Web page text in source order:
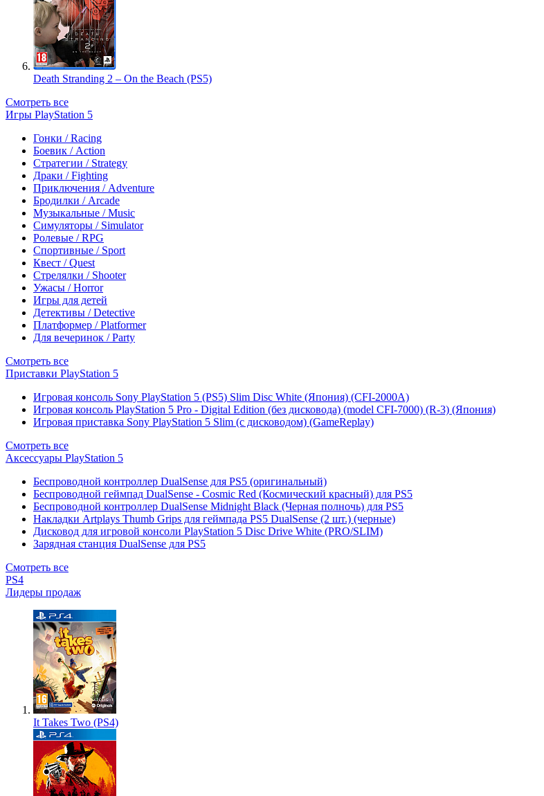
Death Stranding 2 – On the Beach (PS5)
Смотреть все
Игры PlayStation 5
Гонки / Racing
Боевик / Action
Стратегии / Strategy
Драки / Fighting
Приключения / Adventure
Бродилки / Arcade
Музыкальные / Music
Симуляторы / Simulator
Ролевые / RPG
Спортивные / Sport
Квест / Quest
Стрелялки / Shooter
Ужасы / Horror
Игры для детей
Детективы / Detective
Платформер / Platformer
Для вечеринок / Party
Смотреть все
Приставки PlayStation 5
Игровая консоль Sony PlayStation 5 (PS5) Slim Disc White (Япония) (CFI-2000A)
Игровая консоль PlayStation 5 Pro - Digital Edition (без дисковода) (model CFI-7000) (R-3) (Япония)
Игровая приставка Sony PlayStation 5 Slim (с дисководом) (GameReplay)
Смотреть все
Аксессуары PlayStation 5
Беспроводной контроллер DualSense для PS5 (оригинальный)
Беспроводной геймпад DualSense - Cosmic Red (Космический красный) для PS5
Беспроводной контроллер DualSense Midnight Black (Черная полночь) для PS5
Накладки Artplays Thumb Grips для геймпада PS5 DualSense (2 шт.) (черные)
Дисковод для игровой консоли PlayStation 5 Disc Drive White (PRO/SLIM)
Зарядная станция DualSense для PS5
Смотреть все
PS4
Лидеры продаж
It Takes Two (PS4)